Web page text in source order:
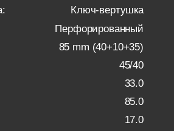
Ключ-вертушка
Перфорированный
85 mm (40+10+35)
45/40
33.0
85.0
17.0